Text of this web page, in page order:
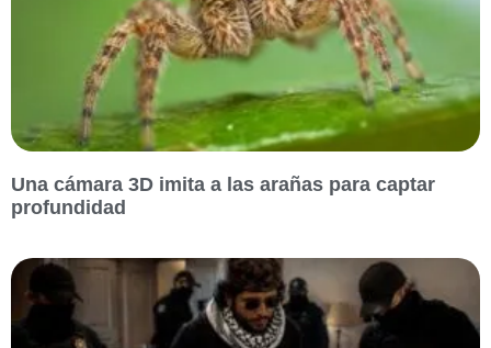
Una cámara 3D imita a las arañas para captar
profundidad